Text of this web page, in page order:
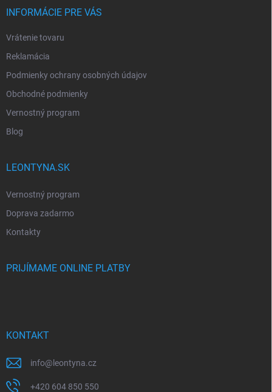
INFORMÁCIE PRE VÁS
Vrátenie tovaru
Reklamácia
Podmienky ochrany osobných údajov
Obchodné podmienky
Vernostný program
Blog
LEONTYNA.SK
Vernostný program
Doprava zadarmo
Kontakty
PRIJÍMAME ONLINE PLATBY
KONTAKT
info@ leontyna.cz
+420 604 850 550